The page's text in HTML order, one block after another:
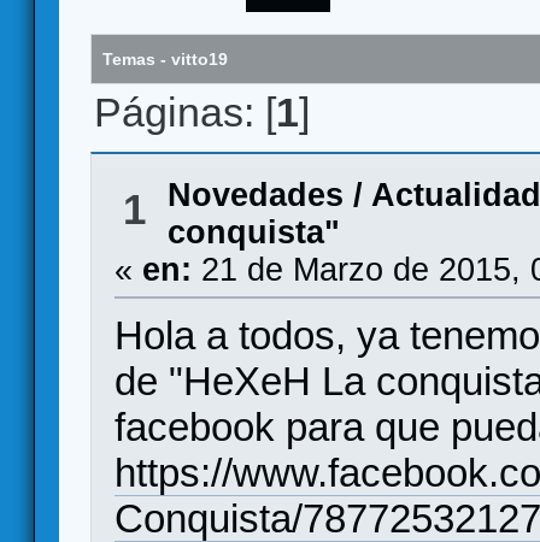
Temas - vitto19
Páginas: [1]
1
Novedades / Actualidad
conquista"
« en: 21 de Marzo de 2015,
Hola a todos, ya
de "HeXeH La
facebook para que
https://
Conquista/